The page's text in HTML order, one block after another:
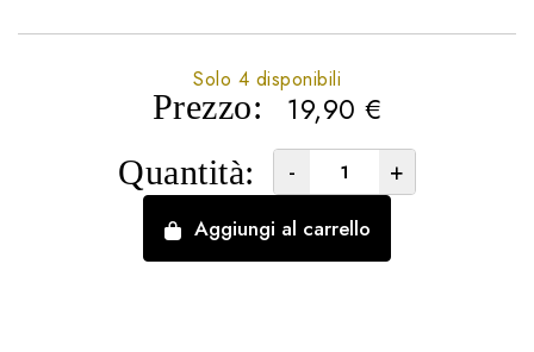
Prezzo: 19,90 €
Solo 4 disponibili
Quantità: - +
Aggiungi al carrello